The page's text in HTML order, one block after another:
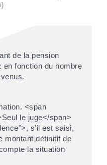
de la pension
en fonction du nombre
<span
le juge</span>
s'il est saisi,
montant définitif de
la situation